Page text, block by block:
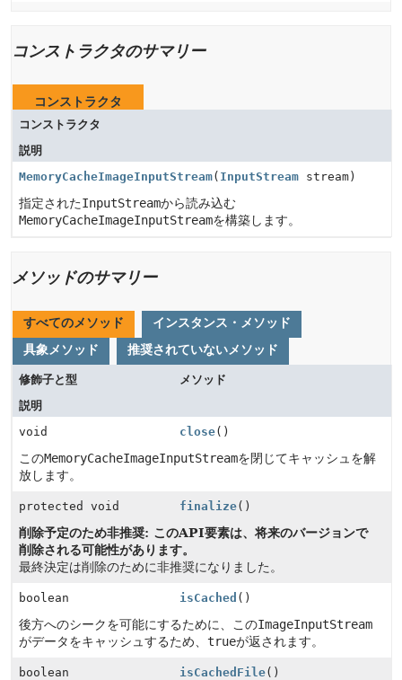
コンストラクタのサマリー
コンストラクタ
コンストラクタ
説明
MemoryCacheImageInputStream( InputStream stream)
指定されたInputStreamから読み込む
MemoryCacheImageInputStreamを構築します。
メソッドのサマリー
すべてのメソッド
インスタンス・メソッド
具象メソッド
推奨されていないメソッド
修飾子と型
メソッド
説明
void
close()
このMemoryCacheImageInputStreamを閉じてキャッシュを解
放します。
protected void finalize()
削除予定のため非推奨: このAPI要素は、将来のバージョンで
削除される可能性があります。
最終決定は削除のために非推奨になりました。
boolean isCached ()
後方へのシークを可能にするために、このImageInputStream
がデータをキャッシュするため、 trueが返されます。
boolean isCachedFile()